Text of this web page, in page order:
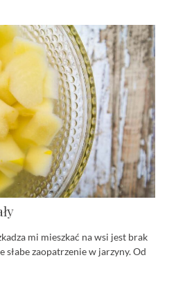
mi mieszkać na wsi jest brak
zaopatrzenie w jarzyny. Od